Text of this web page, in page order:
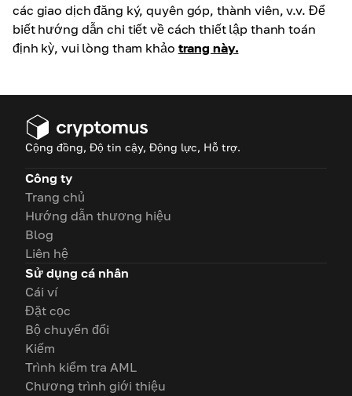
các giao dịch đăng ký, quyên góp, thành viên, v.v. Để
biết hướng dẫn chi tiết về cách thiết lập thanh toán
định kỳ, vui lòng tham khảo trang này.
Cộng đồng, Độ tin cậy, Động lực, Hỗ trợ.
Công ty
Trang chủ
Hướng dẫn thương hiệu
Blog
Liên hệ
Sử dụng cá nhân
Cái ví
Đặt cọc
Bộ chuyển đổi
Kiếm
Trình kiểm tra AML
Chương trình giới thiệu